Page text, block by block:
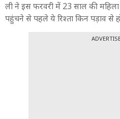
ली ने इस फरवरी में 23 साल की
पहुंचने से पहले ये रिश्ता किन पड़ाव से